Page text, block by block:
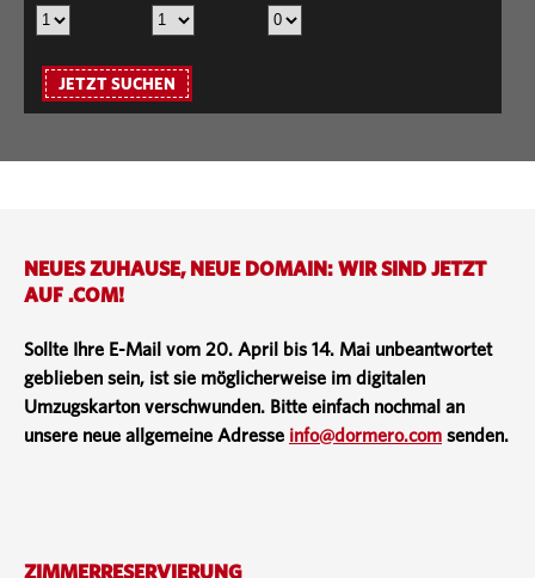
JETZT SUCHEN
NEUES ZUHAUSE, NEUE DOMAIN: WIR SIND JETZT
AUF .COM!
Sollte Ihre E-Mail vom 20. April bis 14. Mai unbeantwortet
geblieben sein, ist sie möglicherweise im digitalen
Umzugskarton verschwunden. Bitte einfach nochmal an
unsere neue allgemeine Adresse info@dormero.com senden.
ZIMMERRESERVIERUNG